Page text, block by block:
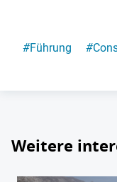
#Führung #
Weitere